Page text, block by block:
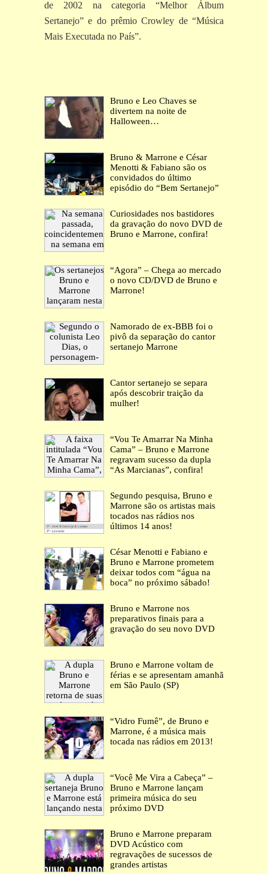
de 2002 na categoria “Melhor Álbum
Sertanejo” e do prêmio Crowley de “Música
Mais Executada no País”.
Bruno e Leo Chaves se
divertem na noite de
Halloween…
Bruno & Marrone e César
Menotti & Fabiano são os
convidados do último
episódio do “Bem Sertanejo”
Curiosidades nos bastidores
da gravação do novo DVD de
Bruno e Marrone, confira!
“Agora” – Chega ao mercado
o novo CD/DVD de Bruno e
Marrone!
Namorado de ex-BBB foi o
pivô da separação do cantor
sertanejo Marrone
Cantor sertanejo se separa
após descobrir traição da
mulher!
“Vou Te Amarrar Na Minha
Cama” – Bruno e Marrone
regravam sucesso da dupla
“As Marcianas”, confira!
Segundo pesquisa, Bruno e
Marrone são os artistas mais
tocados nas rádios nos
últimos 14 anos!
César Menotti e Fabiano e
Bruno e Marrone prometem
deixar todos com “água na
boca” no próximo sábado!
Bruno e Marrone nos
preparativos finais para a
gravação do seu novo DVD
Bruno e Marrone voltam de
férias e se apresentam amanhã
em São Paulo (SP)
“Vidro Fumê”, de Bruno e
Marrone, é a música mais
tocada nas rádios em 2013!
“Você Me Vira a Cabeça” –
Bruno e Marrone lançam
primeira música do seu
próximo DVD
Bruno e Marrone preparam
DVD Acústico com
regravações de sucessos de
grandes artistas